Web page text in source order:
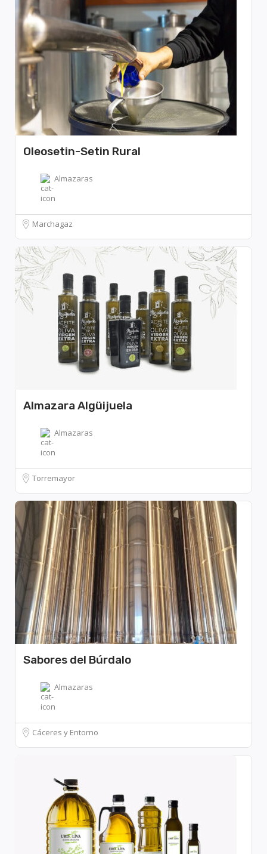
Oleosetin-Setin Rural
Almazaras
Marchagaz
Almazara Algüijuela
Almazaras
Torremayor
Sabores del Búrdalo
Almazaras
Cáceres y Entorno